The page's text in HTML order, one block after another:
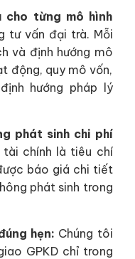
từng mô hình
tư vấn đại trà. Mỗi
và định hướng mô
động, quy mô vốn,
hướng pháp lý
phát sinh chi phí
tài chính là tiêu chí
báo giá chi tiết
phát sinh trong
hẹn: Chúng tôi
GPKD chỉ trong